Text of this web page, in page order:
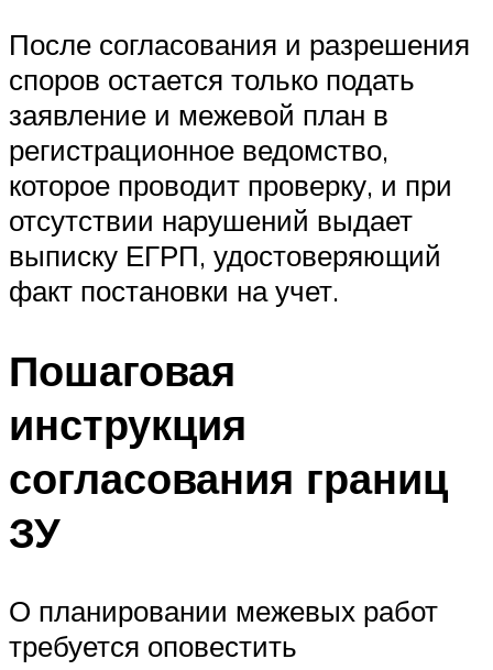
После согласования и разрешения
споров остается только подать
заявление и межевой план в
регистрационное ведомство,
которое проводит проверку, и при
отсутствии нарушений выдает
выписку ЕГРП, удостоверяющий
факт постановки на учет.
Пошаговая
инструкция
согласования границ
ЗУ
О планировании межевых работ
требуется оповестить